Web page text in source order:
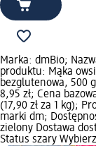
Marka: dmBio;
produktu: Mąka
bezglutenowa, 500
8,95 zł; Cena
(17,90 zł za 1 kg);
marki dm;
zielony Dostawa
Status szary